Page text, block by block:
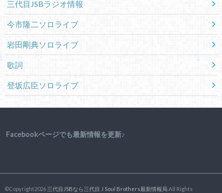
三代目JSBラジオ情報
今市隆二ソロライブ
岩田剛典ソロライブ
歌詞
登坂広臣ソロライブ
Facebookページでも最新情報を更新♪
©Copyright2026 三代目JSBなら三代目 J Soul Brothers最新情報局 .All Rights